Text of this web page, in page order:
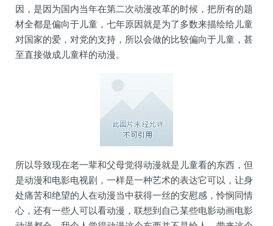
因，是因为国内当年在第二次动漫改革的时候，把所有的题
材全都是偏向于儿童，七年原因就是为了多数来描绘给儿童
对国家的爱，对党的支持，所以会做的比较偏向于儿童，甚
至直接做成儿童样的动漫。
所以导致现在老一辈和父母觉得动漫就是儿童看的东西，但
是动漫和电影电视剧，一样是一种艺术的表达它可以，让身
处痛苦和绝望的人在动漫当中获得一丝的安慰感，怜悯同情
心，还有一些人可以看动漫，联想到自己某些电影动画电影